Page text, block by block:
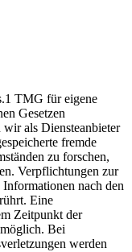
TMG für eigene
Gesetzen
als Diensteanbieter
fremde
zu forschen,
Verpflichtungen zur
nach den
Eine
Zeitpunkt der
Bei
werden